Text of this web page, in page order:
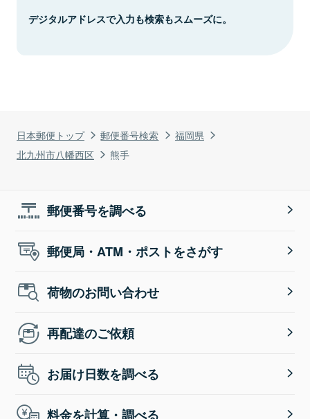
日本郵便トップ 郵便番号検索
福岡県
北九州市八幡西区
熊手
デジタルアドレスで入力も検索もスムーズに。
郵便番号を調べる
郵便局・ATM・ポストをさがす
荷物のお問い合わせ
再配達のご依頼
お届け日数を調べる
料金を計算・調べる